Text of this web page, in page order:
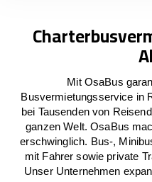
Mit OsaBus
Busvermietungsservice in
bei Tausenden von
ganzen Welt. OsaBus
erschwinglich. Bus-,
mit Fahrer sowie private
Unser Unternehmen